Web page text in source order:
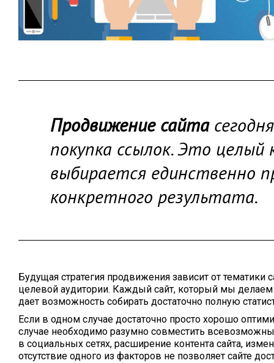
Продвижение сайта
покупка ссылок. Это
выбирается единственно
конкретного результата.
Будущая стратегия продвижения зависит от
целевой аудитории. Каждый сайт, который мы делаем
дает возможность собирать достаточно полную
Если в одном случае достаточно просто хорошо
случае необходимо разумно совместить
в социальных сетях, расширение контента сайта,
отсутствие одного из факторов не позволяет сайте